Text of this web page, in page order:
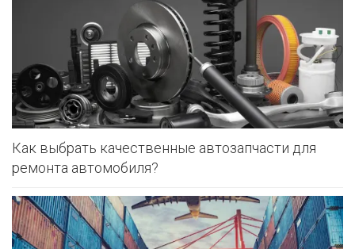
Как выбрать качественные автозапчасти для
ремонта автомобиля?